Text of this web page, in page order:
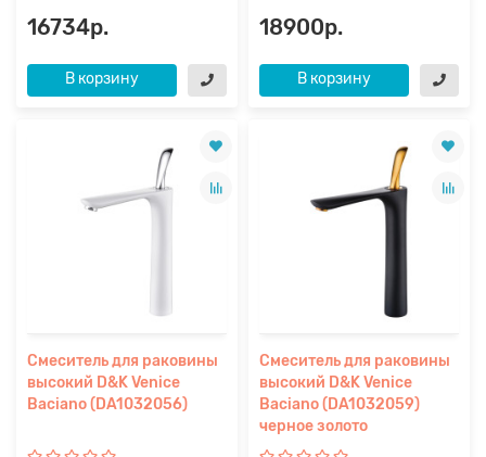
16734р.
В корзину
18900р.
В корзину
Смеситель для раковины
высокий D&K Venice
Baciano (DA1032056)
Смеситель для раковины
высокий D&K Venice
Baciano (DA1032059)
черное золото